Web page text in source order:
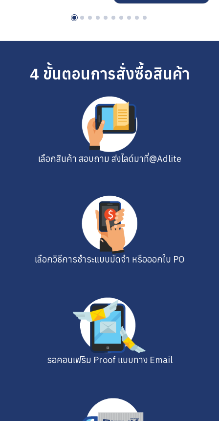
4 ขั้นตอนการสั่งซื้อสินค้า
เลือกสินค้า สอบถาม ส่งไลด์มาที่@Adlite
เลือกวิธีการชำระแบบมัดจำ หรือออกใบ PO
รอคอนเฟริม Proof แบบทาง Email